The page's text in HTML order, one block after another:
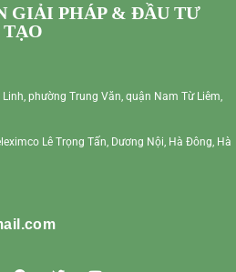
GIẢI PHÁP & ĐẦU TƯ
phường Trung Văn, quận Nam Từ Liêm,
Lê Trọng Tấn, Dương Nội, Hà Đông, Hà